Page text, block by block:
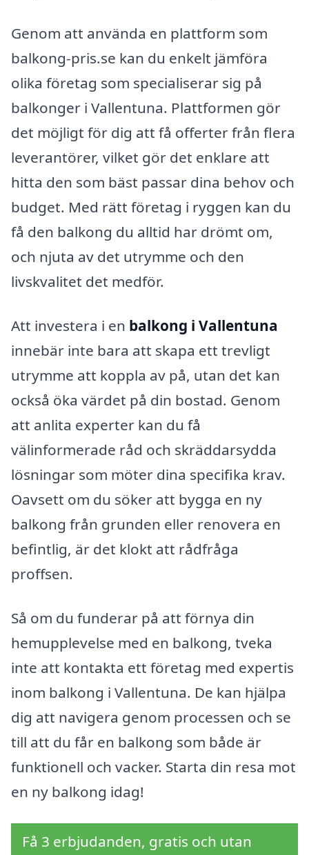
Genom att använda en plattform som
balkong-pris.se kan du enkelt jämföra
olika företag som specialiserar sig på
balkonger i Vallentuna. Plattformen gör
det möjligt för dig att få offerter från flera
leverantörer, vilket gör det enklare att
hitta den som bäst passar dina behov och
budget. Med rätt företag i ryggen kan du
få den balkong du alltid har drömt om,
och njuta av det utrymme och den
livskvalitet det medför.
Att investera i en balkong i Vallentuna
innebär inte bara att skapa ett trevligt
utrymme att koppla av på, utan det kan
också öka värdet på din bostad. Genom
att anlita experter kan du få
välinformerade råd och skräddarsydda
lösningar som möter dina specifika krav.
Oavsett om du söker att bygga en ny
balkong från grunden eller renovera en
befintlig, är det klokt att rådfråga
proffsen.
Så om du funderar på att förnya din
hemupplevelse med en balkong, tveka
inte att kontakta ett företag med expertis
inom balkong i Vallentuna. De kan hjälpa
dig att navigera genom processen och se
till att du får en balkong som både är
funktionell och vacker. Starta din resa mot
en ny balkong idag!
Få 3 erbjudanden, gratis och utan